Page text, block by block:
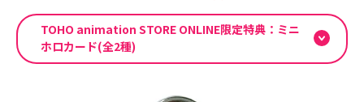
Dr.STONE STONE FES.2026
映画ちいかわ
TOHO animation STORE ONLINE限定特典：ミニ
ホロカード(全2種)